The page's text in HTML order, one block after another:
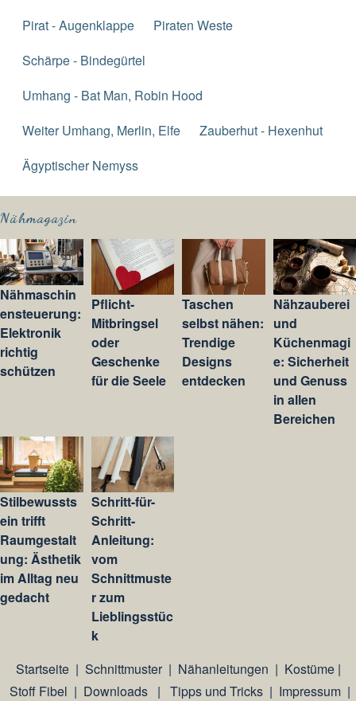
Pirat - Augenklappe
Piraten Weste
Schärpe - Bindegürtel
Umhang - Bat Man, Robin Hood
Weiter Umhang, Merlin, Elfe
Zauberhut - Hexenhut
Ägyptischer Nemyss
Nähmagazin
Nähmaschin
ensteuerung:
Elektronik
richtig
schützen
Pflicht-
Mitbringsel
oder
Geschenke
für die Seele
Taschen
selbst nähen:
Trendige
Designs
entdecken
Nähzauberei
und
Küchenmagi
e: Sicherheit
und Genuss
in allen
Bereichen
Stilbewussts
ein trifft
Raumgestalt
ung: Ästhetik
im Alltag neu
gedacht
Schritt-für-
Schritt-
Anleitung:
vom
Schnittmuste
r zum
Lieblingsstüc
k
Startseite| Schnittmuster| Nähanleitungen | Kostüme|
Stoff Fibel | Downloads | Tipps und Tricks| Impressum|